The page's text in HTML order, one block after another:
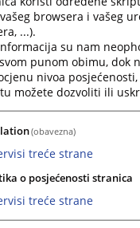
browsera i vašeg
...).
su nam
punom obimu, dok
nivoa
možete dozvoliti ili
(obavezna)
treće strane
o posjećenosti stranica
treće strane